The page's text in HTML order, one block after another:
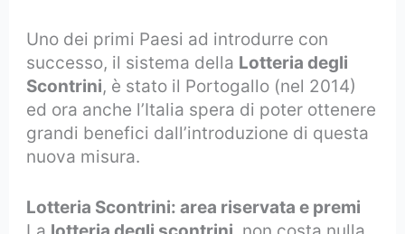
Uno dei primi Paesi ad introdurre con
successo, il sistema della Lotteria degli
Scontrini, è stato il Portogallo (nel 2014)
ed ora anche l’Italia spera di poter ottenere
grandi benefici dall’introduzione di questa
nuova misura.
Lotteria Scontrini: area riservata e premi